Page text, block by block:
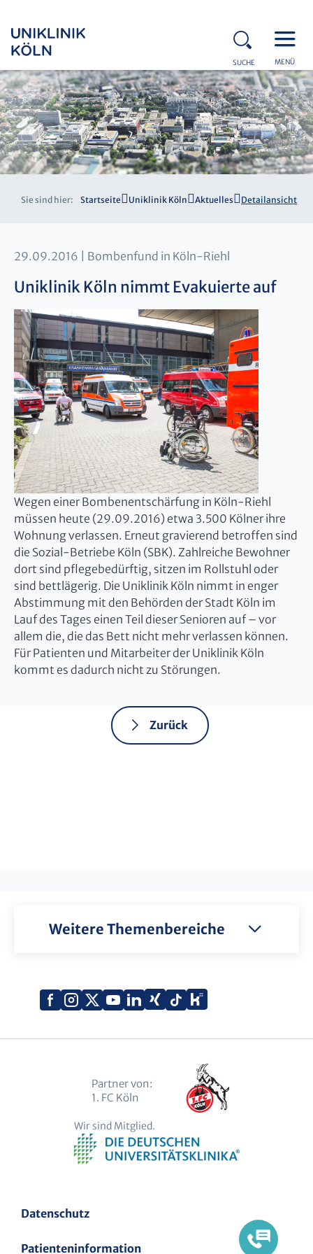
SUCHE MENÜ
Sie sind hier: Startseite Uniklinik Köln Aktuelles Detailansicht
29.09.2016 Bombenfund in Köln-Riehl
Uniklinik Köln nimmt Evakuierte auf
Wegen einer Bombenentschärfung in Köln-Riehl
müssen heute (29.09.2016) etwa 3.500 Kölner ihre
Wohnung verlassen. Erneut gravierend betroffen sind
die Sozial-Betriebe Köln (SBK). Zahlreiche Bewohner
dort sind pflegebedürftig, sitzen im Rollstuhl oder
sind bettlägerig. Die Uniklinik Köln nimmt in enger
Abstimmung mit den Behörden der Stadt Köln im
Lauf des Tages einen Teil dieser Senioren auf – vor
allem die, die das Bett nicht mehr verlassen können.
Für Patienten und Mitarbeiter der Uniklinik Köln
kommt es dadurch nicht zu Störungen.
Zurück
Weitere Themenbereiche
Facebook
Instagram
X
YouTube
LinkedIn
Xing TiktokKununu
Datenschutz
Patienteninformation
Partner von:
1. FC Köln
Wir sind Mitglied.